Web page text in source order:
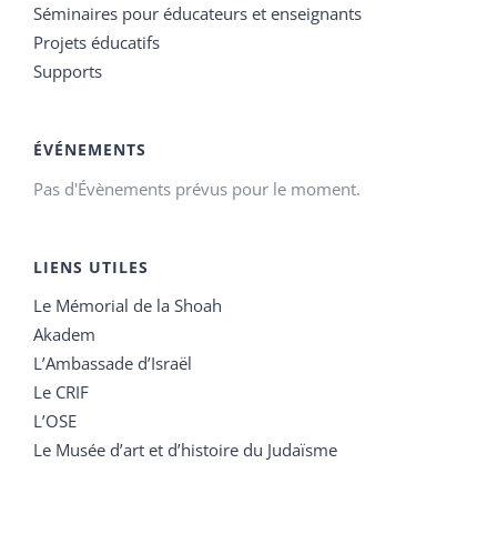
Séminaires pour éducateurs et enseignants
Projets éducatifs
Supports
ÉVÉNEMENTS
Pas d'Évènements prévus pour le moment.
LIENS UTILES
Le Mémorial de la Shoah
Akadem
L’Ambassade d’Israël
Le CRIF
L’OSE
Le Musée d’art et d’histoire du Judaïsme